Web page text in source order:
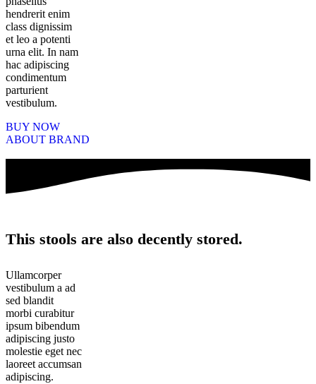
hendrerit enim
class dignissim
et leo a potenti
urna elit. In nam
hac adipiscing
condimentum
parturient
vestibulum.
BUY NOW
ABOUT BRAND
This stools are also decently stored.
Ullamcorper
vestibulum a ad
sed blandit
morbi curabitur
ipsum bibendum
adipiscing justo
molestie eget nec
laoreet accumsan
adipiscing.